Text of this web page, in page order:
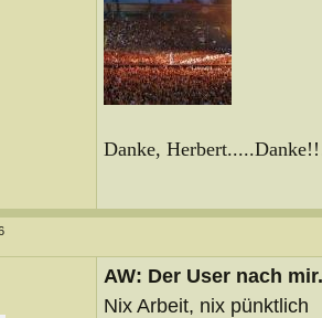
Danke,
AW: Der User nach
Nix Arbeit, nix pünktlich